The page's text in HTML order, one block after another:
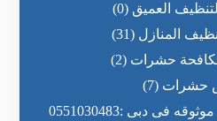
العميق (0)
المنازل (31)
حشرات (2)
حشرات (7)
فى دبى :0551030483